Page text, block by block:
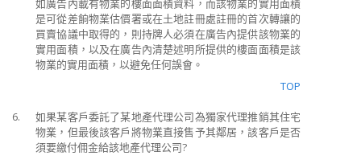
如廣告內載有物業的樓面面積資料，而該物業的實用面積
是可從差餉物業估價署或在土地註冊處註冊的首次轉讓的
買賣協議中取得的，則持牌人必須在廣告內提供該物業的
實用面積，以及在廣告內清楚述明所提供的樓面面積是該
物業的實用面積，以避免任何誤會。
TOP
6.
如果某客戶委託了某地產代理公司為獨家代理推銷其住宅
物業，但最後該客戶將物業直接售予其鄰居，該客戶是否
須要繳付佣金給該地產代理公司?